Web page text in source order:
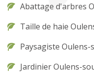
Abattage d'arbres
Taille de haie
Paysagiste Oulens-
Jardinier Oulens-